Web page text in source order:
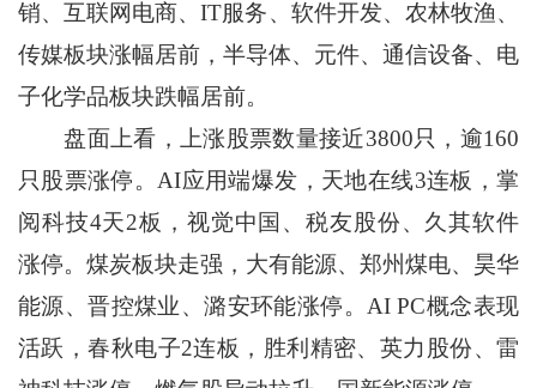
销、互联网电商、IT服务、软件开发、农林牧渔、
传媒板块涨幅居前，半导体、元件、通信设备、电
子化学品板块跌幅居前。
盘面上看，上涨股票数量接近3800只，逾160
只股票涨停。AI应用端爆发，天地在线3连板，掌
阅科技4天2板，视觉中国、税友股份、久其软件
涨停。煤炭板块走强，大有能源、郑州煤电、昊华
能源、晋控煤业、潞安环能涨停。AI PC概念表现
活跃，春秋电子2连板，胜利精密、英力股份、雷